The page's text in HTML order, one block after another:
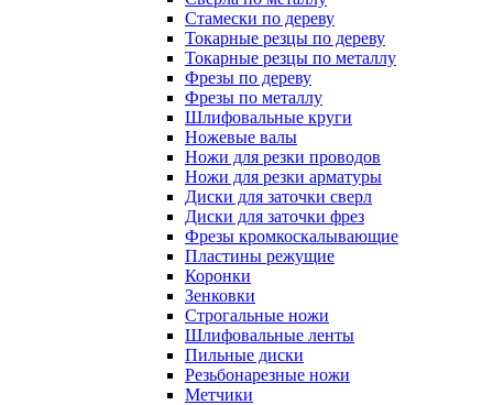
Стамески по дереву
Токарные резцы по дереву
Токарные резцы по металлу
Фрезы по дереву
Фрезы по металлу
Шлифовальные круги
Ножевые валы
Ножи для резки проводов
Ножи для резки арматуры
Диски для заточки сверл
Диски для заточки фрез
Фрезы кромкоскалывающие
Пластины режущие
Коронки
Зенковки
Строгальные ножи
Шлифовальные ленты
Пильные диски
Резьбонарезные ножи
Метчики